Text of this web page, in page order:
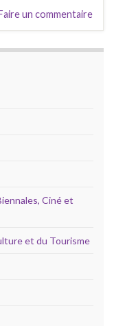
un commentaire
Ciné et
et du Tourisme